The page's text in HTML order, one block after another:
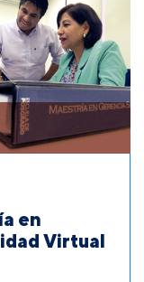
en
Virtual